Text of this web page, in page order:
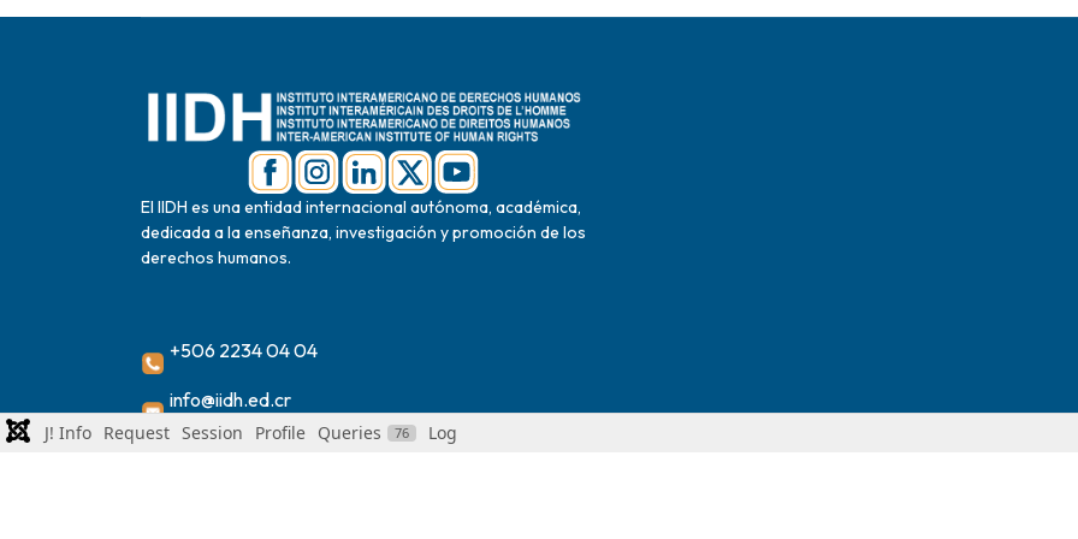
El IIDH es una entidad internacional autónoma, académica,
dedicada a la enseñanza, investigación y promoción de los
derechos humanos.
+506 2234 04 04
info@iidh.ed.cr
2024 Instituto Interamericano de Derechos
J! Info Request Session Profile Queries 76 Log